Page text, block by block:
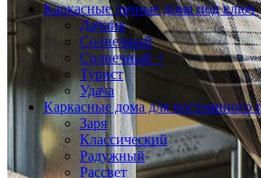
Каркасные дачные дома под ключ
Дачник
Солнечный
Солнечный +
Турист
Удача
Каркасные дома для
Заря
Классический
Радужный
Рассвет